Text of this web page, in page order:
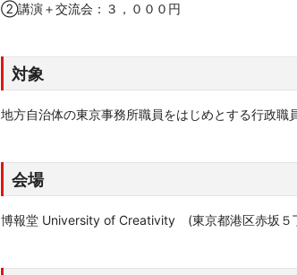
②講演＋交流会：３，０００円
対象
地方自治体の東京事務所職員をはじめとする行政
会場
博報堂 University of Creativity (東京都港区赤坂５